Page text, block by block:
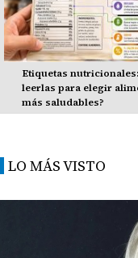
Etiquetas
leerlas para elegir
más saludables?
LO MÁS VISTO